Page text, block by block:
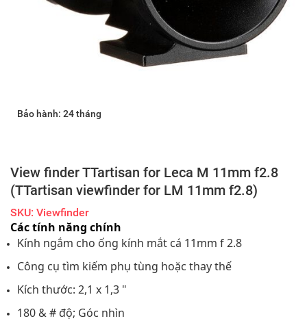
Bảo hành: 24 tháng
View finder TTartisan for Leca M 11mm f2.8
(TTartisan viewfinder for LM 11mm f2.8)
SKU: Viewfinder
Các tính năng chính
Kính ngắm cho ống kính mắt cá 11mm f 2.8
Công cụ tìm kiếm phụ tùng hoặc thay thế
Kích thước: 2,1 x 1,3 "
180 & # độ; Góc nhìn